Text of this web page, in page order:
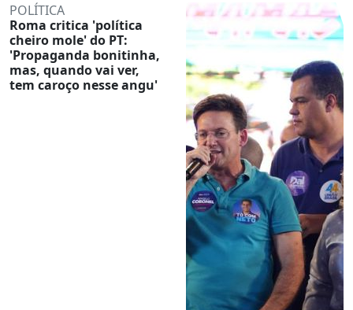
POLÍTICA
Roma critica 'política
cheiro mole' do PT:
'Propaganda bonitinha,
mas, quando vai ver,
tem caroço nesse angu'